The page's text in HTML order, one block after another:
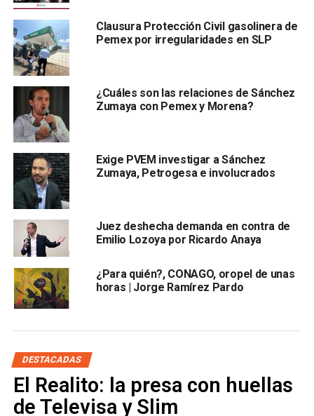
.
Sobre el caso de Agronitrogenados,la UIF representará
al Estado como ofendido por el perjuicio ocasionado con
la venta irregular de la planta en el año 2014.
Por motivos de salud de Emilio Lozoya, esta audiencia se
realiza por videoconferencia, toda vez que el
internado el pasado 17 de julio.
También lee:
AMLO confirmó que su prima murió por
covid-19
CORRUPCIÓN EN MÉXICO
SIGUIENTE
SLP rozó los 300 contagios en 24 horas; sumó
Clausura Protección Civil gasolinera de
Pemex por irregularidades en SLP
¿Cuáles son las relaciones de Sánchez
Zumaya con Pemex y Morena?
Exige PVEM investigar a Sánchez
Zumaya, Petrogesa e involucrados
Juez deshecha demanda en contra de
Emilio Lozoya por Ricardo Anaya
¿Para quién?, CONAGO, oropel de unas
horas | Jorge Ramírez Pardo
DESTACADAS
El Realito: la presa con huellas
de Televisa y Slim